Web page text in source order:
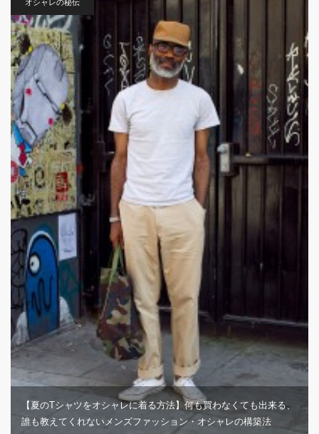
オシャレの秘伝
【夏のTシャツをオシャレに着る方法】何も買わなくても出来る、
誰も教えてくれないメンズファッション・オシャレの構築法